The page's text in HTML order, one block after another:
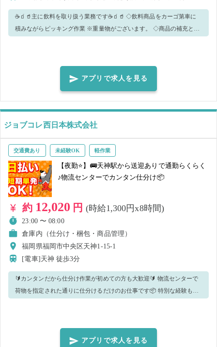
☕🧃🥤主に飲料を取り扱う業務です☕🧃🥤 ◇飲料商品をカーゴ第車に
積みながらピッキング作業 ※重量物がございます。 ◇商品の補充と格
00～20分、20：00～20分） ✨車🚙バイク🏍自転車🚲通勤OK✨ 当日、
お車でお越しの際は指定の駐車場へ駐車をお願いします。駐車マナー
のご協力をお願いします。 ★駐車場について★ 過去にご勤務いただい
たことがある方も場所の確認を画像にてご確認をお願いします。 赤枠
の部分でご駐車ください。 【お願い】 ■初めて来られる方は始業前の
待機中に受付カウンターに置いてます作業 マニュアルを必ず読んで
下さい。 ■ 勤務時間をよく確認の上での応募をお願いします、バスの
終電時間などは考慮されてないため、ご自身での判断をお願いしま
す。
アプリで求人を見る
ジョブコレ西日本株式会社
交通費あり 未経験OK 軽作業
【夜勤⭐】🚌天神駅から送迎ありで通勤らくらく
♪物流センターでカンタン仕分け📦
約 12,020 円 (時給1,300円x8時間)
23:00 〜 08:00
倉庫内（仕分け・梱包・商品管理）
福岡県福岡市中央区天神1-15-1
[電車]天神徒歩3分
🔰カンタンだから仕分け作業が初めての方も大歓迎🔰 物流センターで
荷物を指定された通りに仕分けるだけのお仕事です📦 特別な経験も技
＝＝＝＝＝＝＝＝＝＝＝＝＝＝＝＝＝＝＝＝＝＝＝ ✅こちらの求人は
派遣のお仕事になります。 そのためジョブコレ西日本株式会社への事
アプリで求人を見る